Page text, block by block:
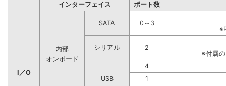
I／O
インターフェイス ポート数
内部
オンボード
SATA
0～3
シリアル
2
※付属
USB
4
1